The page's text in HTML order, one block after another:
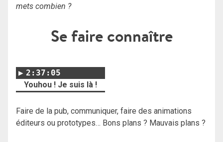
mets combien ?
Se faire connaître
2:37:05
Youhou ! Je suis là !
Faire de la pub, communiquer, faire des animations
éditeurs ou prototypes… Bons plans ? Mauvais plans ?